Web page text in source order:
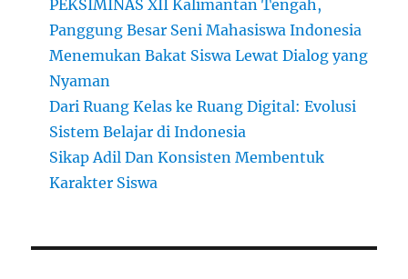
PEKSIMINAS XII Kalimantan Tengah,
Panggung Besar Seni Mahasiswa Indonesia
Menemukan Bakat Siswa Lewat Dialog yang
Nyaman
Dari Ruang Kelas ke Ruang Digital: Evolusi
Sistem Belajar di Indonesia
Sikap Adil Dan Konsisten Membentuk
Karakter Siswa